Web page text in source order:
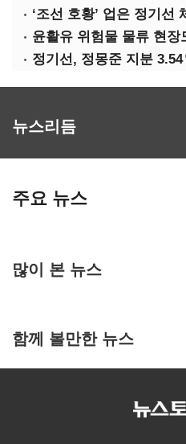
뉴스리듬
주요 뉴스
많이 본 뉴스
함께 볼만한 뉴스